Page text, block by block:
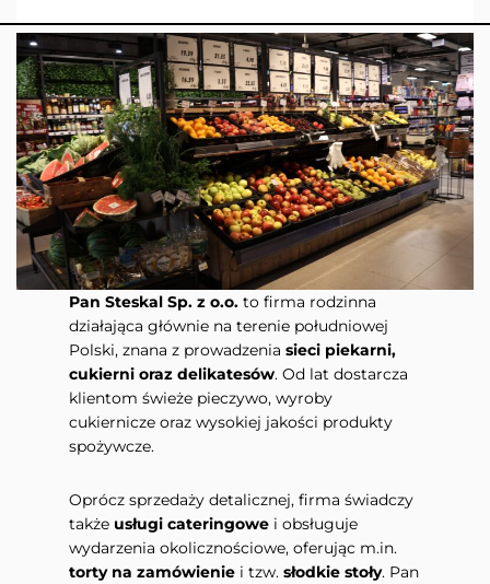
Pan Steskal Sp. z o.o.to firma rodzinna
działająca głównie na terenie południowej
Polski, znana z prowadzeniasieci piekarni,
cukierni oraz delikatesów. Od lat dostarcza
klientom świeże pieczywo, wyroby
cukiernicze oraz wysokiej jakości produkty
spożywcze.
Oprócz sprzedaży detalicznej, firma świadczy
także usługi cateringowe i obsługuje
wydarzenia okolicznościowe, oferując m.in.
torty na zamówienie i tzw.słodkie stoły. Pan